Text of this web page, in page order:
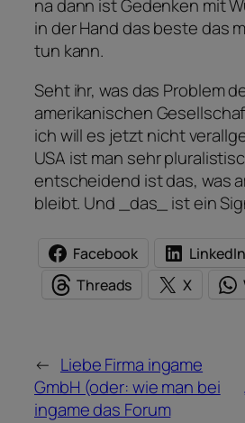
na dann ist Gedenken mit
in der Hand das beste das
tun kann.
Seht ihr, was das Problem
amerikanischen
ich will es jetzt nicht
USA ist man sehr
entscheidend ist das, was
bleibt. Und _das_ ist ein
Facebook
LinkedIn
Threads
X
← Liebe Firma ingame
GmbH (oder: wie man bei
ingame das Forum